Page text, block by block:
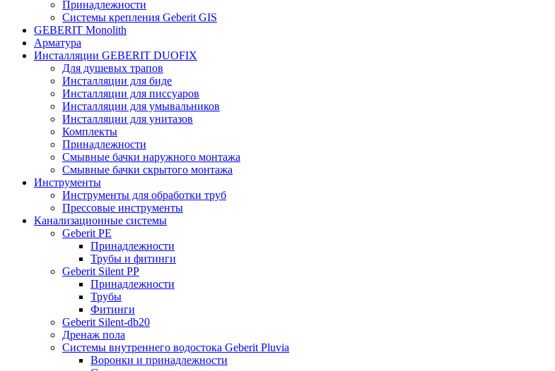
Принадлежности
Системы крепления Geberit GIS
GEBERIT Monolith
Арматура
Инсталляции GEBERIT DUOFIX
Для душевых трапов
Инсталляции для биде
Инсталляции для писсуаров
Инсталляции для умывальников
Инсталляции для унитазов
Комплекты
Принадлежности
Смывные бачки наружного монтажа
Смывные бачки скрытого монтажа
Инструменты
Инструменты для обработки труб
Прессовые инструменты
Канализационные системы
Geberit PE
Принадлежности
Трубы и фитинги
Geberit Silent PP
Принадлежности
Трубы
Фитинги
Geberit Silent-db20
Дренаж пола
Системы внутреннего водостока Geberit Pluvia
Воронки и принадлежности